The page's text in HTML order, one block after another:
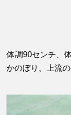
体調90センチ、
かのぼり、上流